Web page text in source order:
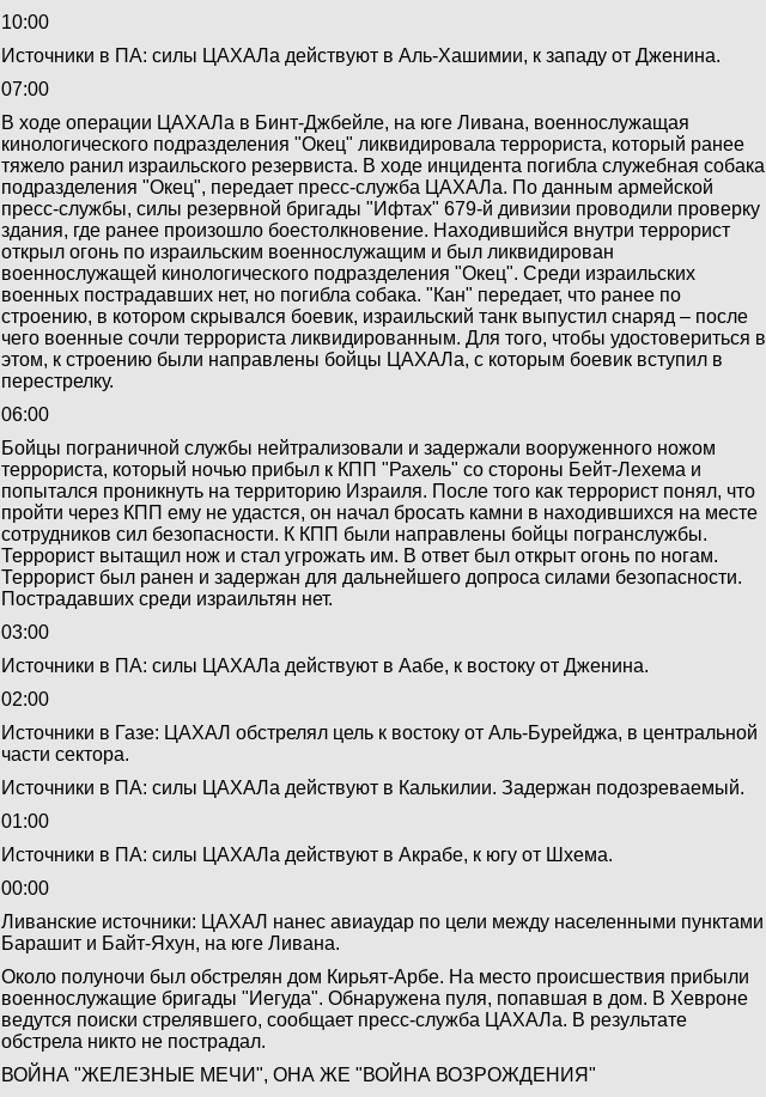
10:00
Источники в ПА: силы ЦАХАЛа действуют в Аль-Хашимии, к западу от Дженина.
07:00
В ходе операции ЦАХАЛа в Бинт-Джбейле, на юге Ливана, военнослужащая
кинологического подразделения "Окец" ликвидировала террориста, который ранее
тяжело ранил израильского резервиста. В ходе инцидента погибла служебная собака
подразделения "Окец", передает пресс-служба ЦАХАЛа. По данным армейской
пресс-службы, силы резервной бригады "Ифтах" 679-й дивизии проводили проверку
здания, где ранее произошло боестолкновение. Находившийся внутри террорист
открыл огонь по израильским военнослужащим и был ликвидирован
военнослужащей кинологического подразделения "Окец". Среди израильских
военных пострадавших нет, но погибла собака. "Кан" передает, что ранее по
строению, в котором скрывался боевик, израильский танк выпустил снаряд – после
чего военные сочли террориста ликвидированным. Для того, чтобы удостовериться в
этом, к строению были направлены бойцы ЦАХАЛа, с которым боевик вступил в
перестрелку.
06:00
Бойцы пограничной службы нейтрализовали и задержали вооруженного ножом
террориста, который ночью прибыл к КПП "Рахель" со стороны Бейт-Лехема и
попытался проникнуть на территорию Израиля. После того как террорист понял, что
пройти через КПП ему не удастся, он начал бросать камни в находившихся на месте
сотрудников сил безопасности. К КПП были направлены бойцы погранслужбы.
Террорист вытащил нож и стал угрожать им. В ответ был открыт огонь по ногам.
Террорист был ранен и задержан для дальнейшего допроса силами безопасности.
Пострадавших среди израильтян нет.
03:00
Источники в ПА: силы ЦАХАЛа действуют в Аабе, к востоку от Дженина.
02:00
Источники в Газе: ЦАХАЛ обстрелял цель к востоку от Аль-Бурейджа, в центральной
части сектора.
Источники в ПА: силы ЦАХАЛа действуют в Калькилии. Задержан подозреваемый.
01:00
Источники в ПА: силы ЦАХАЛа действуют в Акрабе, к югу от Шхема.
00:00
Ливанские источники: ЦАХАЛ нанес авиаудар по цели между населенными пунктами
Барашит и Байт-Яхун, на юге Ливана.
Около полуночи был обстрелян дом Кирьят-Арбе. На место происшествия прибыли
военнослужащие бригады "Иегуда". Обнаружена пуля, попавшая в дом. В Хевроне
ведутся поиски стрелявшего, сообщает пресс-служба ЦАХАЛа. В результате
обстрела никто не пострадал.
ВОЙНА "ЖЕЛЕЗНЫЕ МЕЧИ", ОНА ЖЕ "ВОЙНА ВОЗРОЖДЕНИЯ"